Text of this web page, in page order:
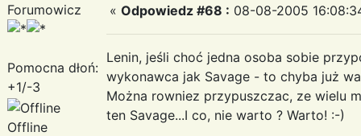
Forumowicz
Pomocna dłoń:
+1/-3
Offline
« Odpowiedz #68 : 08-08-2005
Lenin, jeśli choć jedna osoba sobie
wykonawca jak Savage - to chyba już
Można rowniez przypuszczac, ze wielu
ten Savage...I co, nie warto ? Warto! :-)